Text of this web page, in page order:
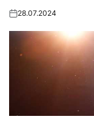
Posted
28.07.2024